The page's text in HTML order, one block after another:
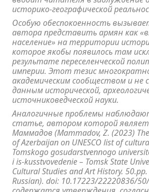
историко-географической
Особую обеспокоенность
автора представить армян как
население» на территории
которое якобы появилось там
результате переселенческой
империи. Этот тезис
академическим сообществом и
данным исторической,
источниковедческой науки.
Аналогичные проблемы
статье, автором которой
Маммадов (Mammadov, Z. (2023)
of Azerbaijan on UNESCO list of
Tomskogo gosudarstvennogo
i is-kusstvovedenie – Tomsk State
Cultural Studies and Art History.
Russian). doi: 10.17223/22220836/